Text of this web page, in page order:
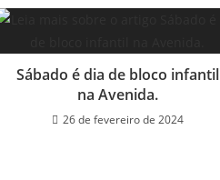
Sábado é dia de bloco infantil
na Avenida.
26 de fevereiro de 2024